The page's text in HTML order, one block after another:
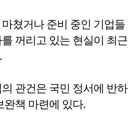
쳤거나 준비 중인 기업들
꺼리고 있는 현실이 최근
관건은 국민 정서에 반하
완책 마련에 있다.